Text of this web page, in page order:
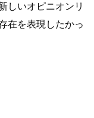
しいオピニオンリ
在を表現したかっ